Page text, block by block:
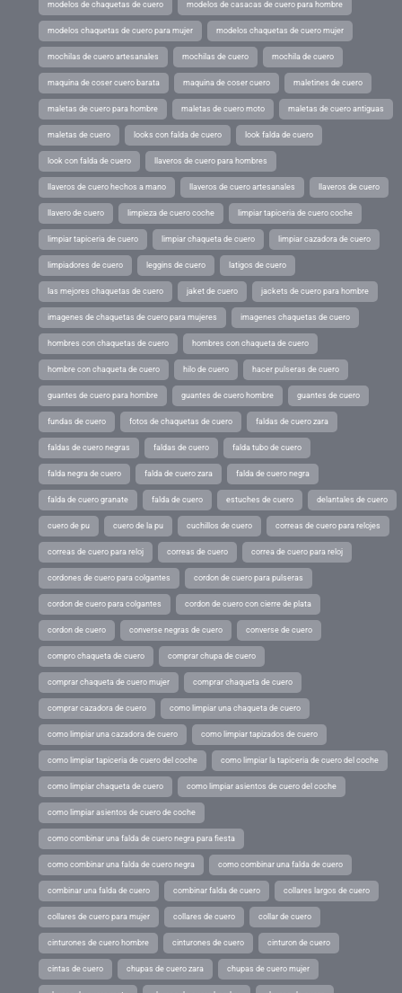
modelos de chaquetas de cuero modelos de casacas de cuero para hombre
modelos chaquetas de cuero para mujer modelos chaquetas de cuero mujer
mochilas de cuero artesanales mochilas de cuero mochila de cuero
maquina de coser cuero barata maquina de coser cuero maletines de cuero
maletas de cuero para hombre maletas de cuero moto maletas de cuero antiguas
maletas de cuero looks con falda de cuero look falda de cuero
look con falda de cuero llaveros de cuero para hombres
llaveros de cuero hechos a mano llaveros de cuero artesanales llaveros de cuero
llavero de cuero limpieza de cuero coche limpiar tapiceria de cuero coche
limpiar tapiceria de cuero limpiar chaqueta de cuero limpiar cazadora de cuero
limpiadores de cuero leggins de cuero latigos de cuero
las mejores chaquetas de cuero jaket de cuero jackets de cuero para hombre
imagenes de chaquetas de cuero para mujeres imagenes chaquetas de cuero
hombres con chaquetas de cuero hombres con chaqueta de cuero
hombre con chaqueta de cuero hilo de cuero hacer pulseras de cuero
guantes de cuero para hombre guantes de cuero hombre guantes de cuero
fundas de cuero fotos de chaquetas de cuero faldas de cuero zara
faldas de cuero negras faldas de cuero falda tubo de cuero
falda negra de cuero falda de cuero zara falda de cuero negra
falda de cuero granate falda de cuero estuches de cuero delantales de cuero
cuero de pu cuero de la pu cuchillos de cuero correas de cuero para relojes
correas de cuero para reloj correas de cuero correa de cuero para reloj
cordones de cuero para colgantes cordon de cuero para pulseras
cordon de cuero para colgantes cordon de cuero con cierre de plata
cordon de cuero converse negras de cuero converse de cuero
compro chaqueta de cuero comprar chupa de cuero
comprar chaqueta de cuero mujer comprar chaqueta de cuero
comprar cazadora de cuero como limpiar una chaqueta de cuero
como limpiar una cazadora de cuero como limpiar tapizados de cuero
como limpiar tapiceria de cuero del coche como limpiar la tapiceria de cuero del coche
como limpiar chaqueta de cuero como limpiar asientos de cuero del coche
como limpiar asientos de cuero de coche
como combinar una falda de cuero negra para fiesta
como combinar una falda de cuero negra como combinar una falda de cuero
combinar una falda de cuero combinar falda de cuero collares largos de cuero
collares de cuero para mujer collares de cuero collar de cuero
cinturones de cuero hombre cinturones de cuero cinturon de cuero
cintas de cuero chupas de cuero zara chupas de cuero mujer